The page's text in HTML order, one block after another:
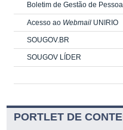
Boletim de Gestão de
Acesso ao Webmail UNIRIO
SOUGOV.BR
SOUGOV LÍDER
PORTLET DE